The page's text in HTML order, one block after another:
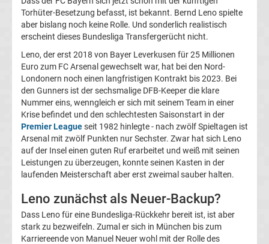
Süper
Lig
Internat.
Fußball
UEFA
Youth
League
Fußball
Torhüter-Besetzung befasst, ist bekannt. Bernd Leno spielte
aber bislang noch keine Rolle. Und sonderlich realistisch
erscheint dieses Bundesliga Transfergerücht nicht.
Leno, der erst 2018 von Bayer Leverkusen für 25 Millionen
Euro zum FC Arsenal gewechselt war, hat bei den Nord-
Londonern noch einen langfristigen Kontrakt bis 2023. Bei
den Gunners ist der sechsmalige DFB-Keeper die klare
Nummer eins, wenngleich er sich mit seinem Team in einer
Krise befindet und den schlechtesten Saisonstart in der
Premier Leagueseit 1982 hinlegte - nach zwölf Spieltagen ist
Arsenal mit zwölf Punkten nur Sechster. Zwar hat sich Leno
auf der Insel einen guten Ruf erarbeitet und weiß mit seinen
Leistungen zu überzeugen, konnte seinen Kasten in der
laufenden Meisterschaft aber erst zweimal sauber halten.
Leno zunächst als Neuer-Backup?
Dass Leno für eine Bundesliga-Rückkehr bereit ist, ist aber
stark zu bezweifeln. Zumal er sich in München bis zum
Karriereende von Manuel Neuer wohl mit der Rolle des